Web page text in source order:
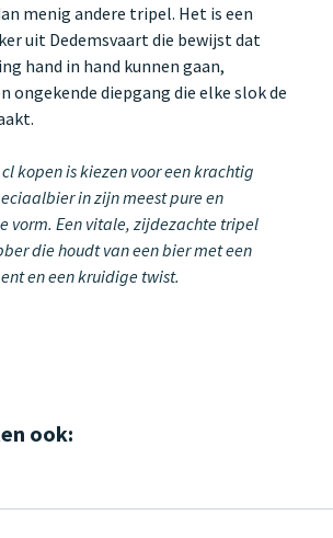
menig andere tripel. Het is een
uit Dedemsvaart die bewijst dat
hand in hand kunnen gaan,
ongekende diepgang die elke slok de
kopen is kiezen voor een krachtig
in zijn meest pure en
vorm. Een vitale, zijdezachte tripel
die houdt van een bier met een
en een kruidige twist.
ook: